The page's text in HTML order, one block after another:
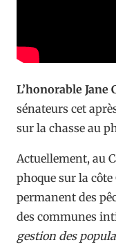
L’honorable Jane
sénateurs cet
sur la chasse au
Actuellement, au
phoque sur la
permanent des
des communes
gestion des